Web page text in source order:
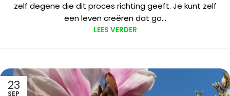
zelf degene die dit proces richting geeft. Je kunt zelf
een leven creëren dat go...
LEES VERDER
23
SEP